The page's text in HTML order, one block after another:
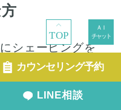
TOP
カウンセリング予約
LINE相談
シェービングを
い部分のため、
ると剃りやすく